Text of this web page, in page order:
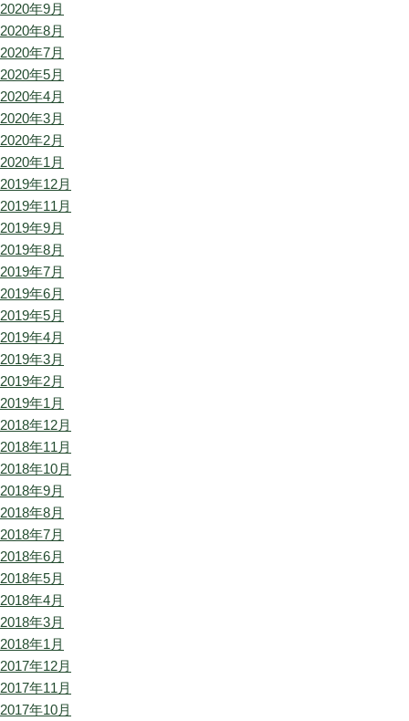
2020年9月
2020年8月
2020年7月
2020年5月
2020年4月
2020年3月
2020年2月
2020年1月
2019年12月
2019年11月
2019年9月
2019年8月
2019年7月
2019年6月
2019年5月
2019年4月
2019年3月
2019年2月
2019年1月
2018年12月
2018年11月
2018年10月
2018年9月
2018年8月
2018年7月
2018年6月
2018年5月
2018年4月
2018年3月
2018年1月
2017年12月
2017年11月
2017年10月